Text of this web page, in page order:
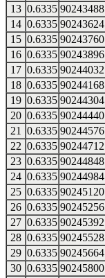
13 0.6335 90243488
14 0.6335 90243624
15 0.6335 90243760
16 0.6335 90243896
17 0.6335 90244032
18 0.6335 90244168
19 0.6335 90244304
20 0.6335 90244440
21
0.6335 90244576
22 0.6335 90244712
23 0.6335 90244848
24 0.6335 90244984
25 0.6335 90245120
26 0.6335 90245256
27 0.6335 90245392
28 0.6335 90245528
29 0.6335 90245664
30 0.6335 90245800